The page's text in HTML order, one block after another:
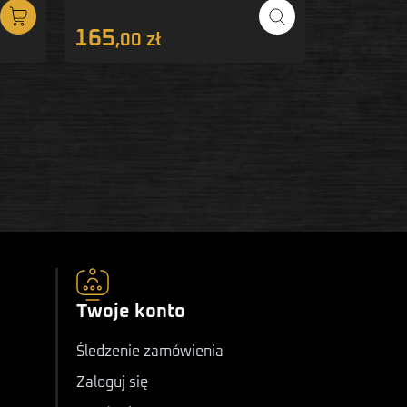
165,00 zł
Twoje konto
Śledzenie zamówienia
Zaloguj się